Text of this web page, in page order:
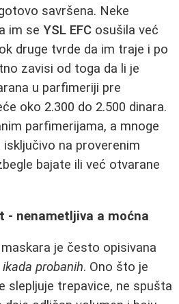
savršena. Neke
im se YSL EFC osušila već
druge tvrde da im traje i po
zavisi od toga da li je
u parfimeriji pre
oko 2.300 do 2.500 dinara.
parfimerijama, a mnoge
na proverenim
bajate ili već otvarane
- nenametljiva a moćna
maskara je često opisivana
probanih. Ono što je
slepljuje trepavice, ne spušta